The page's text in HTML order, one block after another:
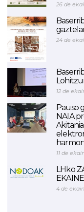
26 de
24 de
12 de
Pauso
NAIA
11 de
LHko
4 de